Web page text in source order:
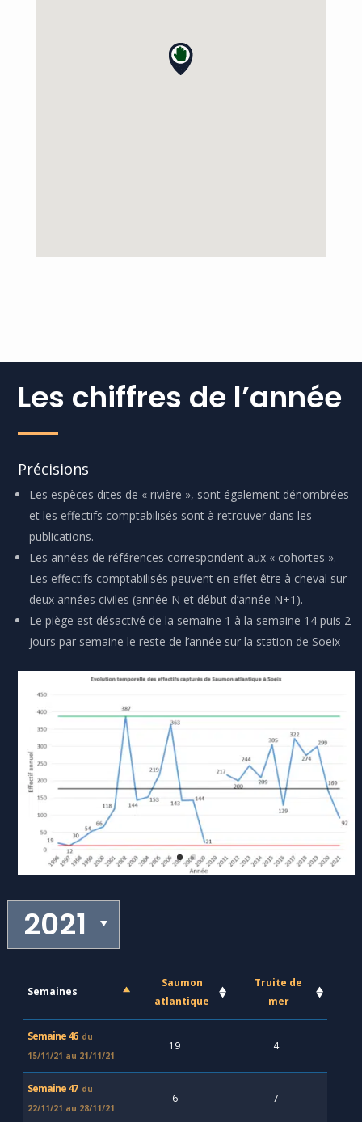
Les chiffres de l’année
Précisions
Les espèces dites de « rivière », sont également dénombrées
et les effectifs comptabilisés sont à retrouver dans les
publications.
Les années de références correspondent aux « cohortes ».
Les effectifs comptabilisés peuvent en effet être à cheval sur
deux années civiles (année N et début d’année N+1).
Le piège est désactivé de la semaine 1 à la semaine 14 puis 2
jours par semaine le reste de l’année sur la station de Soeix
Semaines
Saumon
atlantique
Truite de
mer
Semaine 46 du
15/11/21 au 21/11/21
19 4
Semaine 47 du
22/11/21 au 28/11/21
6 7